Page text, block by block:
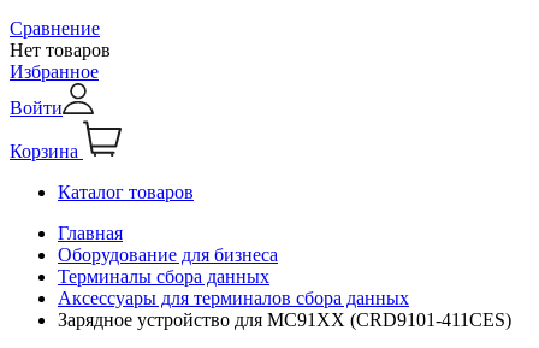
Сравнение
Нет товаров
Избранное
Войти
Корзина
Каталог товаров
Главная
Оборудование для бизнеса
Терминалы сбора данных
Аксессуары для терминалов сбора данных
Зарядное устройство для MC91XX (CRD9101-411CES)